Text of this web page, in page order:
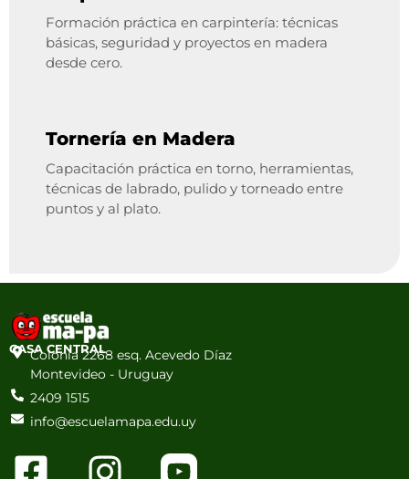
Formación práctica en carpintería: técnicas
básicas, seguridad y proyectos en madera
desde cero.
Tornería en Madera
Capacitación práctica en torno, herramientas,
técnicas de labrado, pulido y torneado entre
puntos y al plato.
CASA CENTRAL
Colonia 2268 esq. Acevedo Díaz
Montevideo - Uruguay
2409 1515
info@escuelamapa.edu.uy